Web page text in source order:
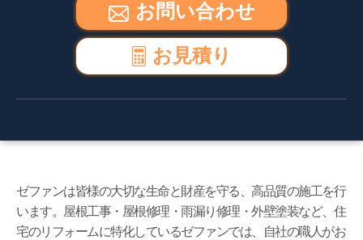
お問い合わせ
お見積り
ゼファンは皆様の大切な生命と財産を守る、高品質の施工を行
います。屋根工事・屋根修理・雨漏り修理・外壁塗装など、住
宅のリフォームに特化しているゼファンでは、自社の職人がお